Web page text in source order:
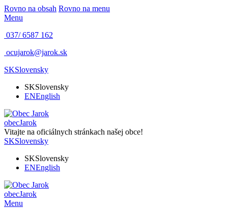
Rovno na obsah Rovno na menu
Menu
037/ 6587 162
ocujarok@jarok.sk
SKSlovensky
SKSlovensky
ENEnglish
obecJarok
Vitajte na oficiálnych stránkach našej obce!
SKSlovensky
SKSlovensky
ENEnglish
obecJarok
Menu